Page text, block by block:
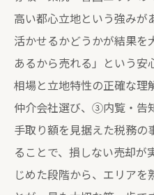
高い都心立地という強みが
活かせるかどうかが結果を
あるから売れる」という
相場と立地特性の正確な
仲介会社選び、③内覧・告
手取り額を見据えた税務の
ることで、損しない売却が
じめた段階から、エリア